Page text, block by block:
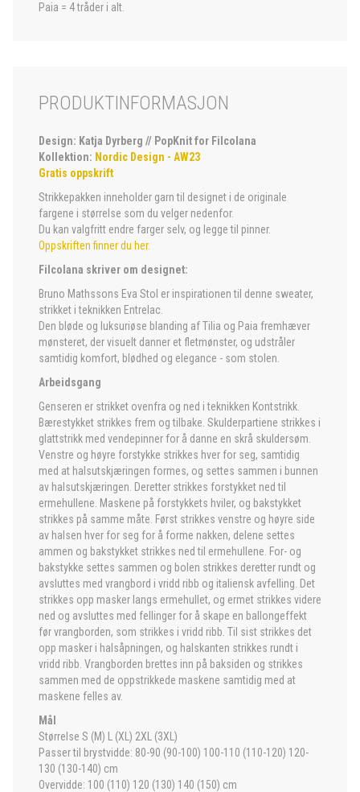
Paia = 4 tråder i alt.
PRODUKTINFORMASJON
Design: Katja Dyrberg // PopKnit for Filcolana
Kollektion: Nordic Design - AW23
Gratis oppskrift
Strikkepakken inneholder garn til designet i de originale
fargene i størrelse som du velger nedenfor.
Du kan valgfritt endre farger selv, og legge til pinner.
Oppskriften finner du her.
Filcolana skriver om designet:
Bruno Mathssons Eva Stol er inspirationen til denne sweater,
strikket i teknikken Entrelac.
Den bløde og luksuriøse blanding af Tilia og Paia fremhæver
mønsteret, der visuelt danner et fletmønster, og udstråler
samtidig komfort, blødhed og elegance - som stolen.
Arbeidsgang
Genseren er strikket ovenfra og ned i teknikken Kontstrikk.
Bærestykket strikkes frem og tilbake. Skulderpartiene strikkes i
glattstrikk med vendepinner for å danne en skrå skuldersøm.
Venstre og høyre forstykke strikkes hver for seg, samtidig
med at halsutskjæringen formes, og settes sammen i bunnen
av halsutskjæringen. Deretter strikkes forstykket ned til
ermehullene. Maskene på forstykkets hviler, og bakstykket
strikkes på samme måte. Først strikkes venstre og høyre side
av halsen hver for seg for å forme nakken, delene settes
ammen og bakstykket strikkes ned til ermehullene. For- og
bakstykke settes sammen og bolen strikkes deretter rundt og
avsluttes med vrangbord i vridd ribb og italiensk avfelling. Det
strikkes opp masker langs ermehullet, og ermet strikkes videre
ned og avsluttes med fellinger for å skape en ballongeffekt
før vrangborden, som strikkes i vridd ribb. Til sist strikkes det
opp masker i halsåpningen, og halskanten strikkes rundt i
vridd ribb. Vrangborden brettes inn på baksiden og strikkes
sammen med de oppstrikkede maskene samtidig med at
maskene felles av.
Mål
Størrelse S (M) L (XL) 2XL (3XL)
Passer til brystvidde: 80-90 (90-100) 100-110 (110-120) 120-
130 (130-140) cm
Overvidde: 100 (110) 120 (130) 140 (150) cm